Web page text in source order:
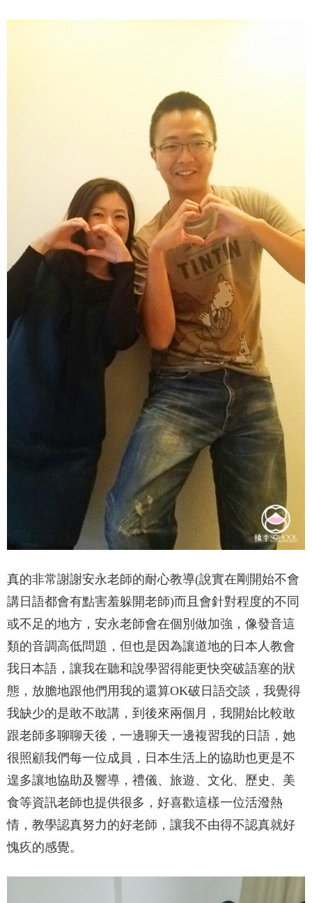
真的非常謝謝安永老師的耐心教導(說實在剛開始不會
講日語都會有點害羞躲開老師)而且會針對程度的不同
或不足的地方，安永老師會在個別做加強，像發音這
類的音調高低問題，但也是因為讓道地的日本人教會
我日本語，讓我在聽和說學習得能更快突破語塞的狀
態，放膽地跟他們用我的還算OK破日語交談，我覺得
我缺少的是敢不敢講，到後來兩個月，我開始比較敢
跟老師多聊聊天後，一邊聊天一邊複習我的日語，她
很照顧我們每一位成員，日本生活上的協助也更是不
遑多讓地協助及響導，禮儀、旅遊、文化、歷史、美
食等資訊老師也提供很多，好喜歡這樣一位活潑熱
情，教學認真努力的好老師，讓我不由得不認真就好
愧疚的感覺。